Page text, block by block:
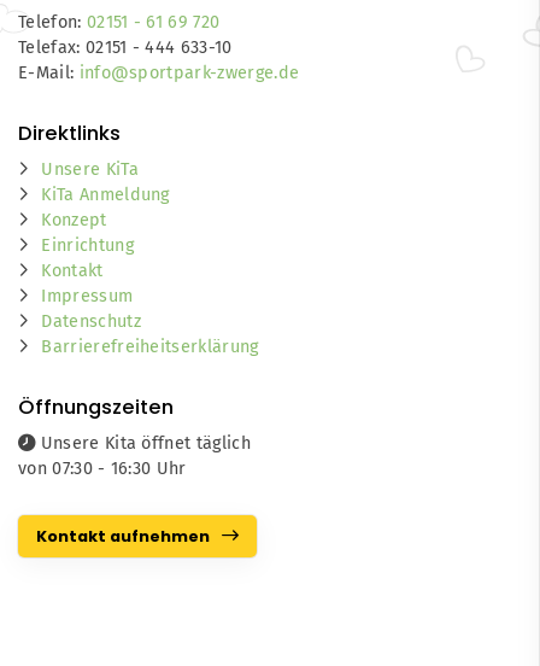
Telefon: 02151 - 61 69 720
Telefax: 02151 - 444 633-10
E-Mail: info@sportpark-zwerge.de
Direktlinks
Unsere KiTa
KiTa Anmeldung
Konzept
Einrichtung
Kontakt
Impressum
Datenschutz
Barrierefreiheitserklärung
Öffnungszeiten
Unsere Kita öffnet täglich
von 07:30 - 16:30 Uhr
Kontakt aufnehmen